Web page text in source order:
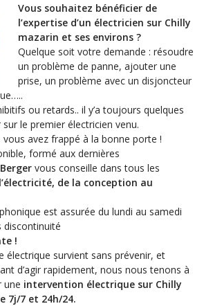
Vous souhaitez bénéficier de
l’expertise d’un électricien sur Chilly
mazarin et ses environs ?
Quelque soit votre demande : résoudre
un problème de panne, ajouter une
prise, un problème avec un disjoncteur
ou retards.. il y’a toujours quelques
le premier électricien venu.
avez frappé à la bonne porte !
formé aux dernières
vous conseille dans tous les
l’électricité, de la conception au
est assurée du lundi au samedi
discontinuité
!
électrique survient sans prévenir, et
d’agir rapidement, nous nous tenons à
une intervention électrique sur Chilly
7j/7 et 24h/24.